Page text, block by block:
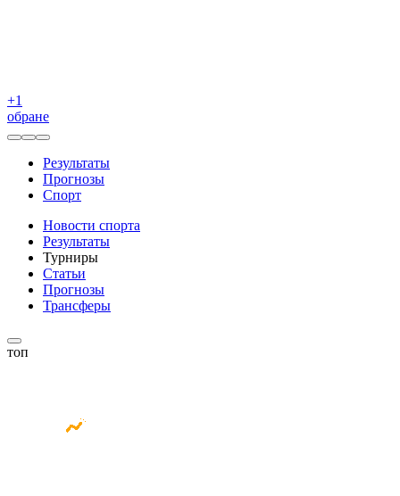
+1
обране
Результаты
Прогнозы
Спорт
Новости спорта
Результаты
Турниры
Статьи
Прогнозы
Трансферы
топ